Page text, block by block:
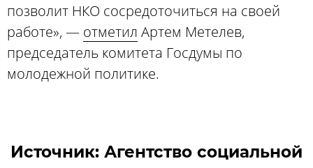
позволит НКО сосредоточиться на своей
работе», — отметил Артем Метелев,
председатель комитета Госдумы по
молодежной политике.
Источник: Агентство социальной